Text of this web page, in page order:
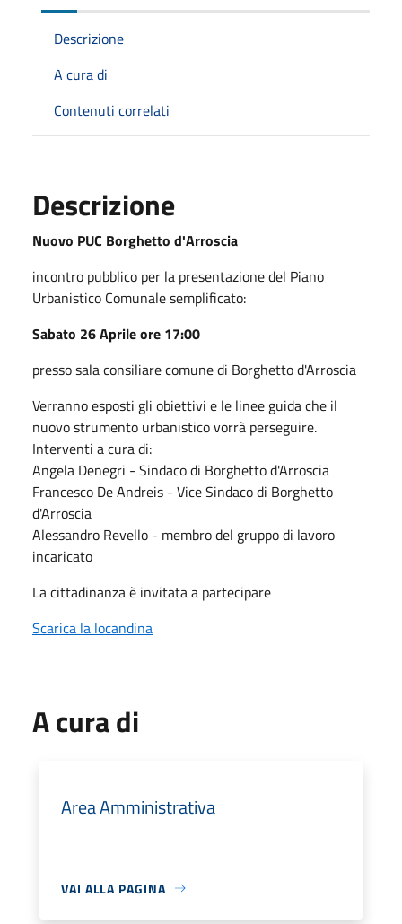
Descrizione
A cura di
Contenuti correlati
Descrizione
Nuovo PUC Borghetto d'Arroscia
incontro pubblico per la presentazione del Piano
Urbanistico Comunale semplificato:
Sabato 26 Aprile ore 17:00
presso sala consiliare comune di Borghetto d'Arroscia
Verranno esposti gli obiettivi e le linee guida che il
nuovo strumento urbanistico vorrà perseguire.
Interventi a cura di:
Angela Denegri - Sindaco di Borghetto d'Arroscia
Francesco De Andreis - Vice Sindaco di Borghetto
d'Arroscia
Alessandro Revello - membro del gruppo di lavoro
incaricato
La cittadinanza è invitata a partecipare
Scarica la locandina
A cura di
Area Amministrativa
VAI ALLA PAGINA